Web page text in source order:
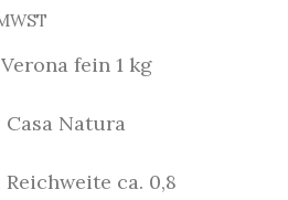
fein 1 kg
Natura
Reichweite ca. 0,8